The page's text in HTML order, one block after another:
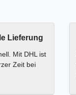
Lieferung
Mit DHL ist
Zeit bei